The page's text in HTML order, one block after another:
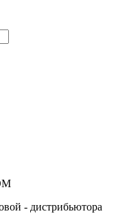
- дистрибьютора